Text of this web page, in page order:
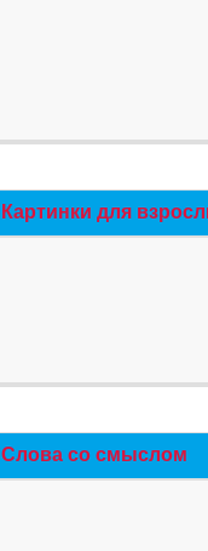
Картинки для
Слова со смыслом